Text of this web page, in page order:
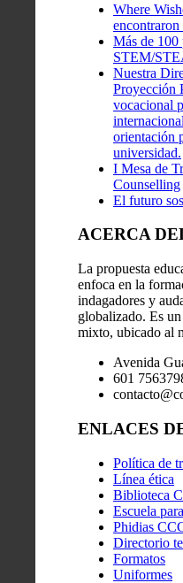
Where
encontraron
Más de 100
STEM/
Nuestra
Proyección
vocacional
orientación
universidad.
I Mesa de
Counselling
El futuro
ACERCA
La propuesta
enfoca en la
indagadores y
globalizado. Es
mixto, ubicado al
Avenida
601
ENLACES
Política de
Línea ética
Biblioteca
Escuela
Phidias
Directorio
Formatos
Uniformes